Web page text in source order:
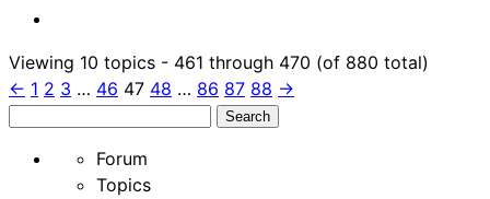
Viewing 10 topics - 461 through 470 (of 880 total)
← 1 2 3 … 46 47 48 … 86 87 88 →
Forum
Topics